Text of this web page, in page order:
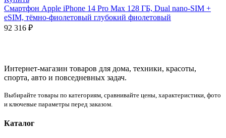
Смартфон Apple iPhone 14 Pro Max 128 ГБ, Dual nano-SIM +
eSIM, тёмно-фиолетовый глубокий фиолетовый
92 316 ₽
Интернет-магазин товаров для дома, техники, красоты,
спорта, авто и повседневных задач.
Выбирайте товары по категориям, сравнивайте цены, характеристики, фото
и ключевые параметры перед заказом.
Каталог